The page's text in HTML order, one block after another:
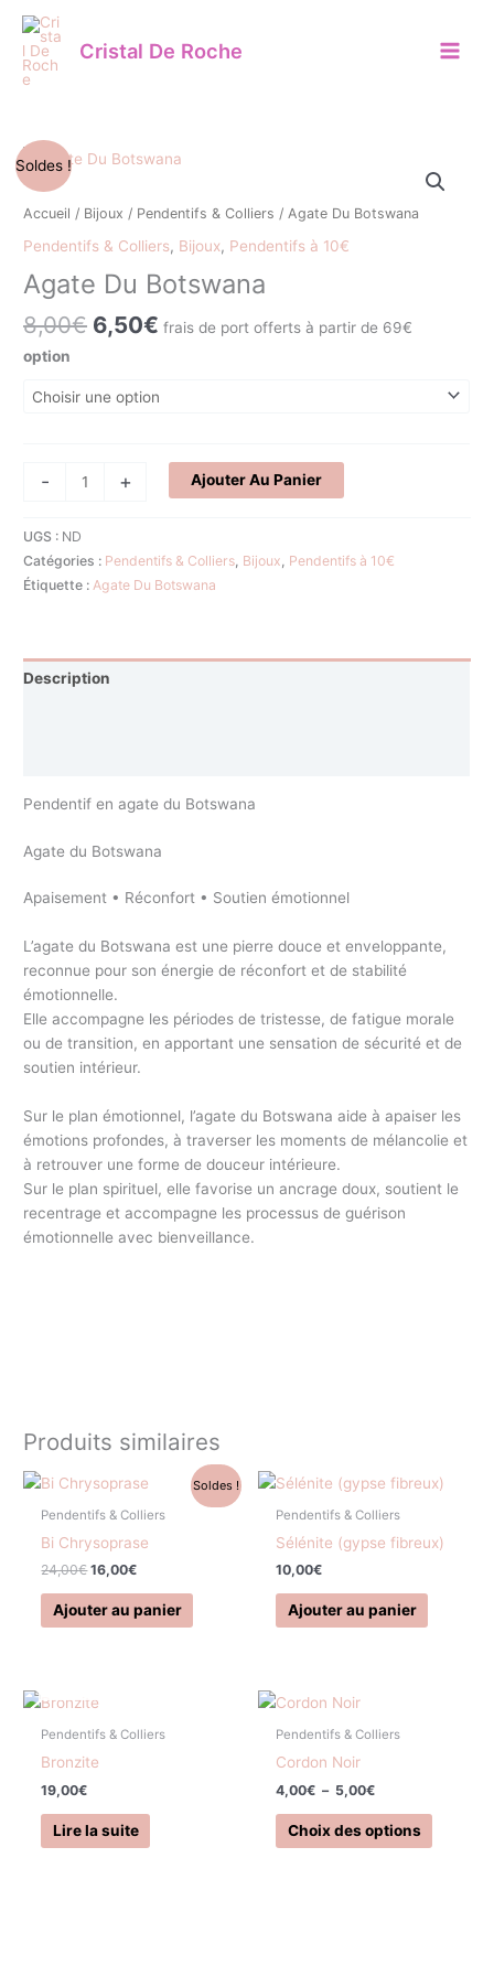
contenu
Cristal De Roche
Soldes !
Accueil / Bijoux / Pendentifs & Colliers / Agate Du Botswana
Pendentifs & Colliers, Bijoux, Pendentifs à 10€
Agate Du Botswana
8,00€
Le
initial
était :
8,00€.
6,50€
Le
actuel
6,50€.
frais de port offerts à partir de 69€
option
-
quantité
de
Agate
Botswana
+ Ajouter Au Panier
UGS : ND
Catégories : Pendentifs & Colliers, Bijoux, Pendentifs à 10€
Étiquette :Agate Du Botswana
Description
Pendentif en agate du Botswana
Agate du Botswana
Apaisement • Réconfort • Soutien émotionnel
L’agate du Botswana est une pierre douce et enveloppante,
reconnue pour son énergie de réconfort et de stabilité
émotionnelle.
Elle accompagne les périodes de tristesse, de fatigue morale
ou de transition, en apportant une sensation de sécurité et de
soutien intérieur.
Sur le plan émotionnel, l’agate du Botswana aide à apaiser les
émotions profondes, à traverser les moments de mélancolie et
à retrouver une forme de douceur intérieure.
Sur le plan spirituel, elle favorise un ancrage doux, soutient le
recentrage et accompagne les processus de guérison
émotionnelle avec bienveillance.
Produits similaires
Soldes !
Pendentifs & Colliers
Bi Chrysoprase
24,00€
Le
prix
initial
24,00€.
16,00€
Le
actuel
16,00€.
Ajouter au panier
Pendentifs & Colliers
Sélénite (gypse fibreux)
10,00€
Ajouter au panier
Pendentifs & Colliers
Bronzite
19,00€
Lire la suite
Pendentifs & Colliers
Cordon Noir
4,00€ – 5,00€
prix :
5,00€
Choix des options
options